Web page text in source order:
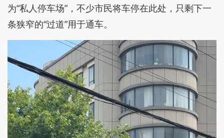
为“私人停车场”，不少市民将车停在此处，只剩下一
条狭窄的“过道”用于通车。